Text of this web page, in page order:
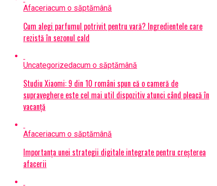
Afaceriacum o săptămână
Cum alegi parfumul potrivit pentru vară? Ingredientele care
rezistă în sezonul cald
Uncategorizedacum o săptămână
Studiu Xiaomi: 9 din 10 români spun că o cameră de
supraveghere este cel mai util dispozitiv atunci când pleacă în
vacanță
Afaceriacum o săptămână
Importanța unei strategii digitale integrate pentru creșterea
afacerii